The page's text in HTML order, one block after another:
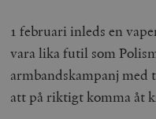
1 februari inleds en
vara lika futil som
armbandskampanj med
att på riktigt komma åt